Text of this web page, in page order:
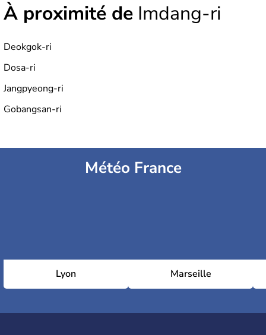
À proximité de Imdang-ri
Deokgok-ri
Dosa-ri
Jangpyeong-ri
Gobangsan-ri
Météo France
Lyon Marseille